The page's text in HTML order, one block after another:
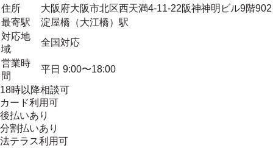
住所
大阪府大阪市北区西天満4-11-22阪神神明ビル9階902
最寄駅
淀屋橋（大江橋）駅
対応地
域
全国対応
営業時
間
平日 9:00〜18:00
18時以降相談可
カード利用可
後払いあり
分割払いあり
法テラス利用可